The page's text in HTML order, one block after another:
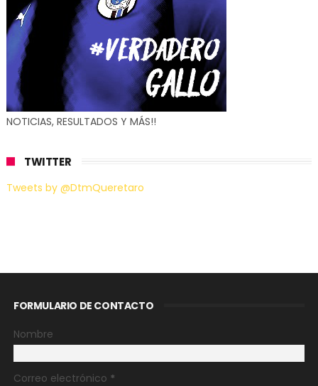
NOTICIAS, RESULTADOS Y MÁS!!
TWITTER
Tweets by @DtmQueretaro
FORMULARIO DE CONTACTO
Nombre
Correo electrónico *